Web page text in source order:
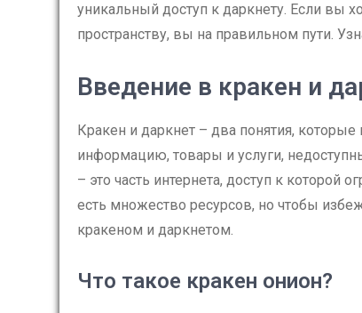
уникальный доступ к даркнету. Если вы
пространству, вы на правильном пути.
Введение в кракен и
Кракен и даркнет – два понятия,
информацию, товары и услуги,
– это часть интернета, доступ к которой
есть множество ресурсов, но чтобы
кракеном и даркнетом.
Что такое кракен онион?